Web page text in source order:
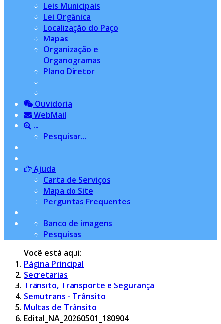
Leis Municipais
Lei Orgânica
Localização do Paço
Mapas
Organização e
Organogramas
Plano Diretor
Ouvidoria
WebMail
...
Pesquisar...
Ajuda
Carta de Serviços
Mapa do Site
Perguntas Frequentes
Banco de imagens
Pesquisas
Você está aqui:
Página Principal
Secretarias
Trânsito, Transporte e Segurança
Semutrans - Trânsito
Multas de Trânsito
Edital_NA_20260501_180904